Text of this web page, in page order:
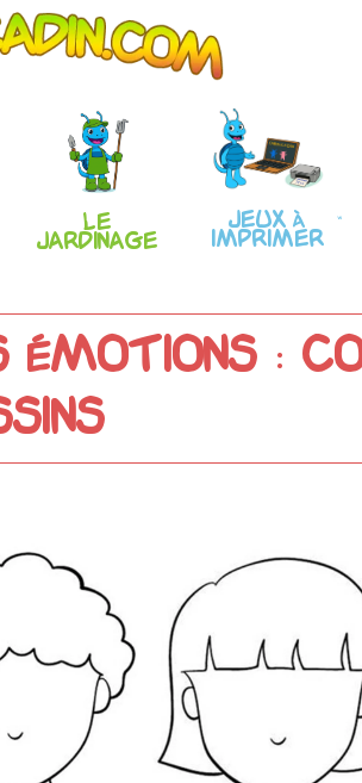
Le
Jardinage
Jeux à
imprimer
émotions :